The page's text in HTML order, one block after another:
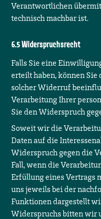
Verantwortlichen
technisch machbar ist.
Widerspruchsrecht
Falls Sie eine
erteilt haben, können
solcher Widerruf
Verarbeitung Ihrer
Sie den Widerspruch
Soweit wir die
Daten auf die
Widerspruch gegen die
Fall, wenn die
Erfüllung eines Vertrags
uns jeweils bei der
Funktionen dargestellt
Widerspruchs bitten wir